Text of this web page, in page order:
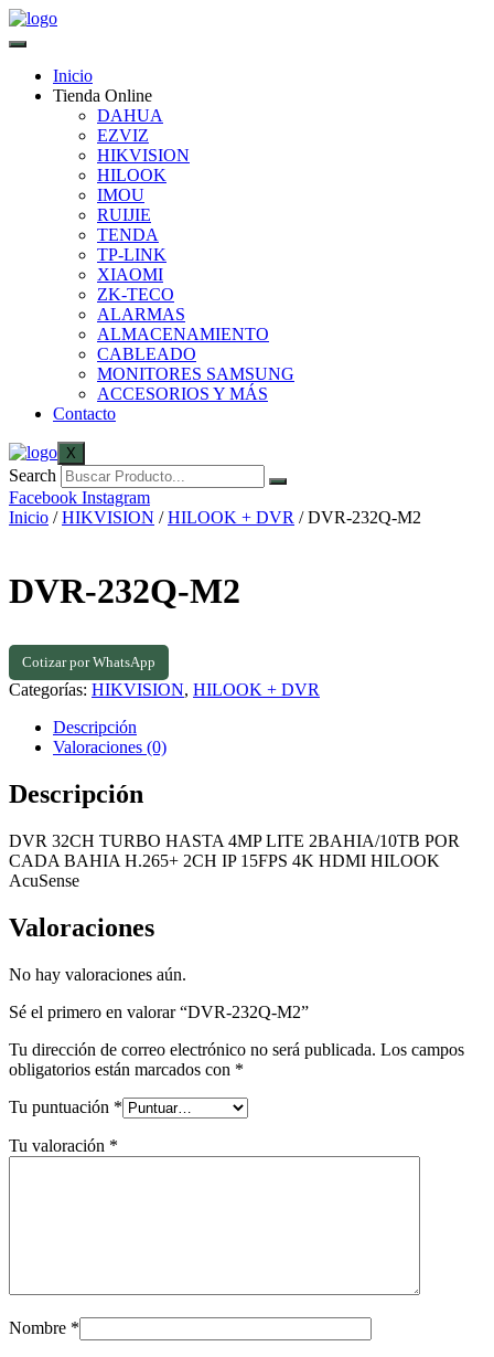
Inicio
Tienda Online
DAHUA
EZVIZ
HIKVISION
HILOOK
IMOU
RUIJIE
TENDA
TP-LINK
XIAOMI
ZK-TECO
ALARMAS
ALMACENAMIENTO
CABLEADO
MONITORES SAMSUNG
ACCESORIOS Y MÁS
Contacto
X
Search
Facebook Instagram
Inicio /HIKVISION /HILOOK + DVR / DVR-232Q-M2
DVR-232Q-M2
Cotizar por WhatsApp
Categorías: HIKVISION, HILOOK + DVR
Descripción
Valoraciones (0)
Descripción
DVR 32CH TURBO HASTA 4MP LITE 2BAHIA/10TB POR
CADA BAHIA H.265+ 2CH IP 15FPS 4K HDMI HILOOK
AcuSense
Valoraciones
No hay valoraciones aún.
Sé el primero en valorar “DVR-232Q-M2”
Tu dirección de correo electrónico no será publicada. Los campos
obligatorios están marcados con *
Tu puntuación *
Tu valoración *
Nombre *